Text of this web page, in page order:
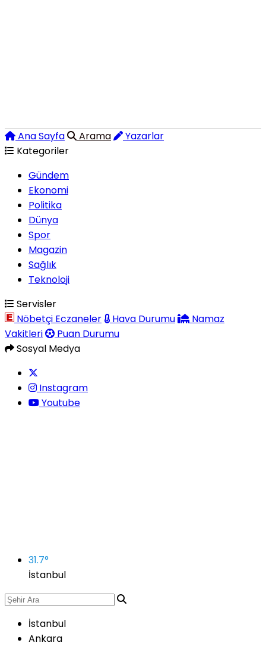
Ana Sayfa Arama
Yazarlar
Kategoriler
Gündem
Ekonomi
Politika
Dünya
Spor
Magazin
Sağlık
Teknoloji
Servisler
Nöbetçi Eczaneler
Hava Durumu
Namaz
Vakitleri
Puan Durumu
Sosyal Medya
Instagram
Youtube
31.7°
İstanbul
İstanbul
Ankara